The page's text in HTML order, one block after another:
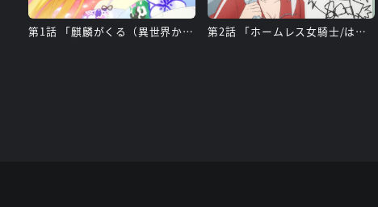
第1話 「麒麟がくる（異世界から）」 第2話 「ホームレス女騎士/はじめてのおしごと他」